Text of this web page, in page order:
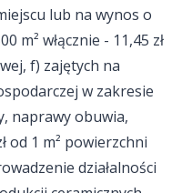
lub na wynos o
m² włącznie - 11,45 zł
f) zajętych na
w zakresie
naprawy obuwia,
od 1 m² powierzchni
działalności